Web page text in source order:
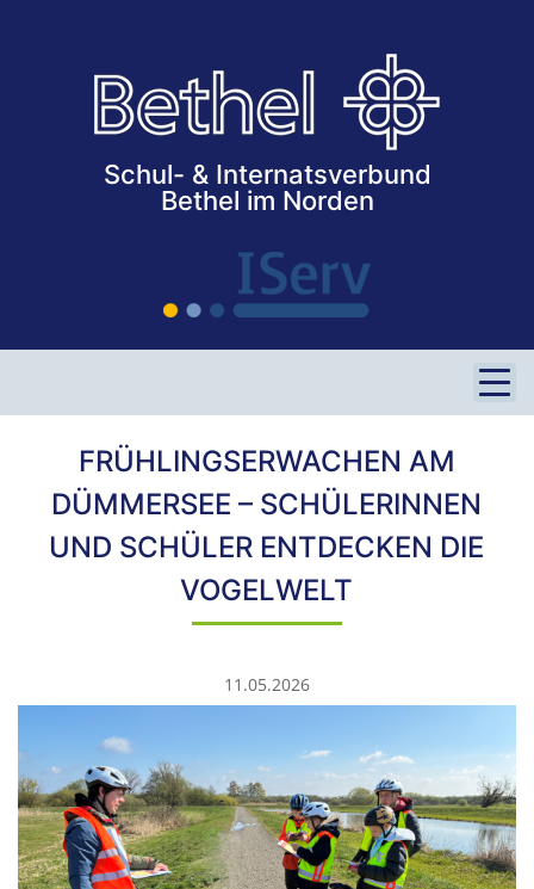
Schul- & Internatsverbund
Bethel im Norden
Verden / Achim
Ahlhorn
STELLENANGEBOTE
Impressum
FRÜHLINGSERWACHEN AM
DÜMMERSEE – SCHÜLERINNEN
UND SCHÜLER ENTDECKEN DIE
VOGELWELT
11.05.2026